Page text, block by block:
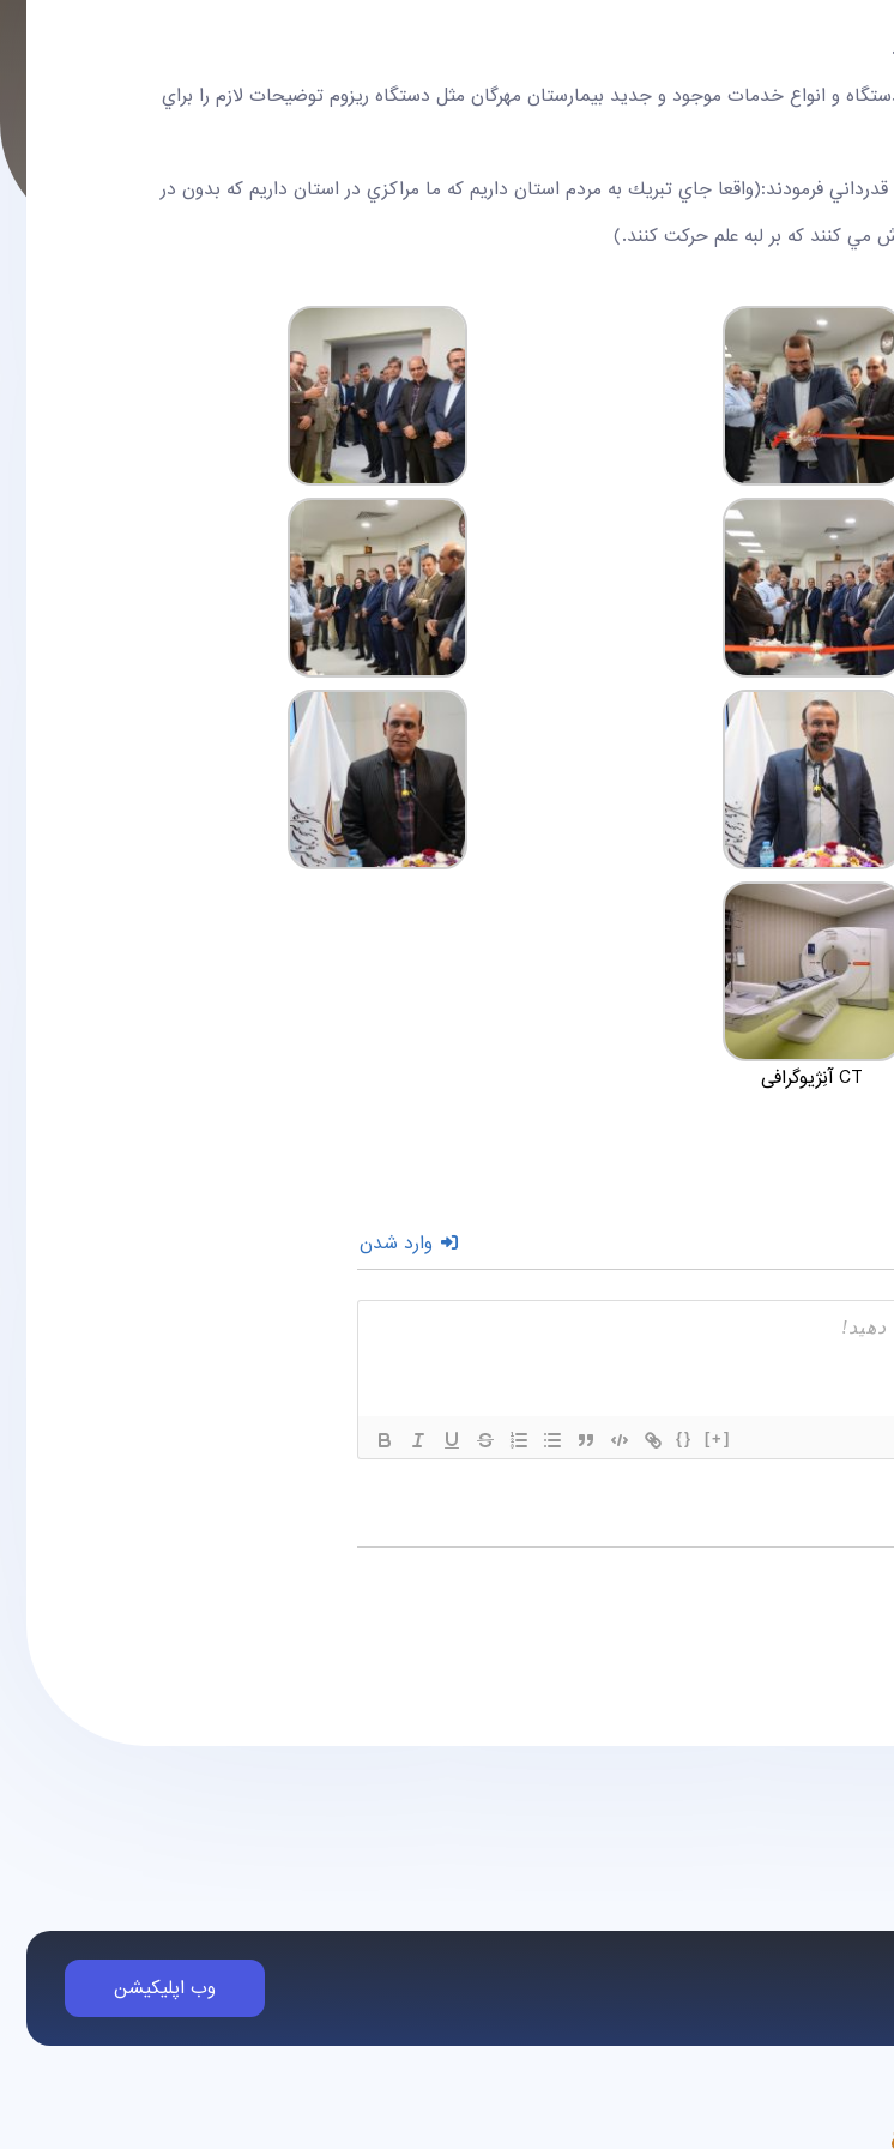
و انواع خدمات موجود و جديد بيمارستان مهرگان مثل دستگاه ريزوم توضيحات لازم را براي
فرمودند:(واقعا جاي تبريك به مردم استان داريم كه ما مراكزي در استان داريم كه بدون در
مي كنند كه بر لبه علم حركت كنند.)
CT آنِژیوگرافی
وارد شدن
{} [+]
وب اپلیکیشن